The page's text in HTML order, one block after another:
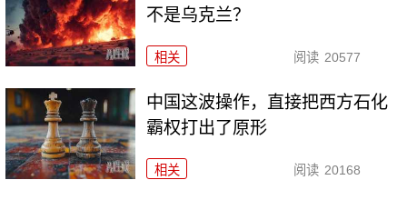
不是乌克兰？
相关 阅读 20577
中国这波操作，直接把西方石化
霸权打出了原形
相关 阅读 20168